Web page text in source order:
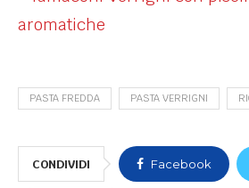
PASTA FREDDA PASTA VERRIGNI
CONDIVIDI Facebook